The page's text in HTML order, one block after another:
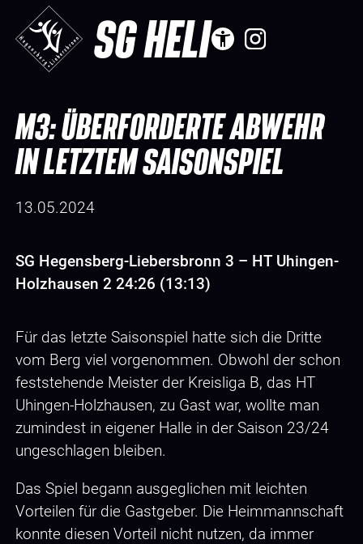
SG HELI
M3: ÜBERFORDERTE ABWEHR
IN LETZTEM SAISONSPIEL
13.05.2024
SG Hegensberg-Liebersbronn 3 – HT Uhingen-
Holzhausen 2 24:26 (13:13)
Für das letzte Saisonspiel hatte sich die Dritte
vom Berg viel vorgenommen. Obwohl der schon
feststehende Meister der Kreisliga B, das HT
Uhingen-Holzhausen, zu Gast war, wollte man
zumindest in eigener Halle in der Saison 23/24
ungeschlagen bleiben.
Das Spiel begann ausgeglichen mit leichten
Vorteilen für die Gastgeber. Die Heimmannschaft
konnte diesen Vorteil nicht nutzen, da immer